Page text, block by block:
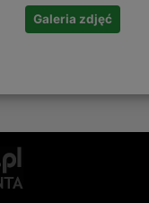
Galeria zdjęć